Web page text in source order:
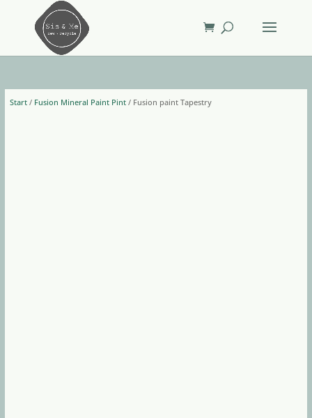
Start/ Fusion Mineral Paint Pint/ Fusion paint Tapestry